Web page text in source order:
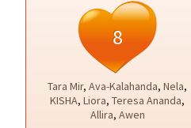
8
Tara Mir, Ava-Kalahanda, Nela,
KISHA, Liora, Teresa Ananda,
Allira, Awen